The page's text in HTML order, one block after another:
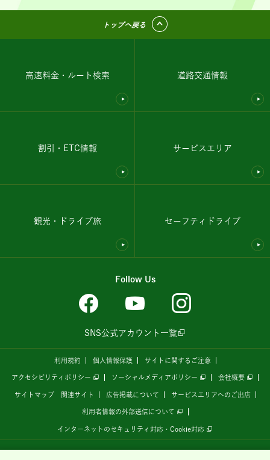
トップへ戻る
高速料金・ルート検索 道路交通情報
割引・ETC情報 サービスエリア
観光・ドライブ旅 セーフティドライブ
Follow Us
SNS公式アカウント一覧
利用規約 個人情報保護 サイトに関するご注意
アクセシビリティポリシー ソーシャルメディアポリシー 会社概要
サイトマップ 関連サイト 広告掲載について サービスエリアへのご出店
利用者情報の外部送信について
インターネットのセキュリティ対応・Cookie対応